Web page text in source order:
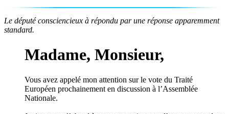
Le député consciencieux à répondu par une réponse apparemment
standard.
Madame, Monsieur,
Vous avez appelé mon attention sur le vote du Traité
Européen prochainement en discussion à l’Assemblée
Nationale.